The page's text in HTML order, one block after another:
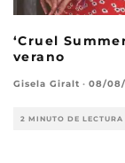
‘Cruel
verano
Gisela Giralt · 08/08/
2 MINUTO DE LECTURA